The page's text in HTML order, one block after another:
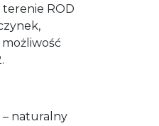
terenie ROD
możliwość
– naturalny